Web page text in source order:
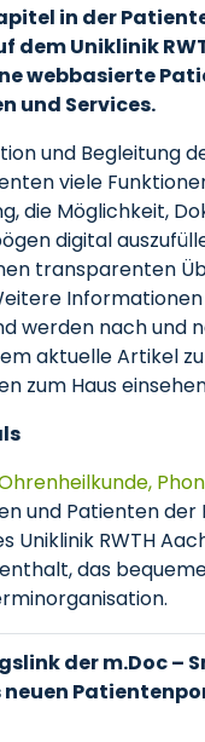
in der
Uniklinik
webbasierte
und Services.
und Begleitung
viele
die Möglichkeit,
digital
transparenten
Informationen
werden nach und
aktuelle Artikel zu
zum Haus
und Patienten der
RWTH
das
der m.Doc –
neuen